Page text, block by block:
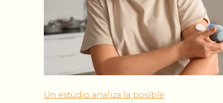
Un estudio analiza la posible